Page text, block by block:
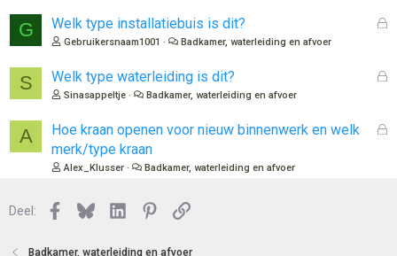
n
n
G
G
n
Welk type installatiebuis is dit?
Gebruikersnaam1001 Badkamer, waterleiding en afvoer
S
G
Welk type waterleiding is dit?
Sinasappeltje Badkamer, waterleiding en afvoer
A
G
Hoe kraan openen voor nieuw binnenwerk en welk
merk/type kraan
Alex_Klusser Badkamer, waterleiding en afvoer
Deel: Facebook
BlueskyLinkedInPinterest
Link
Badkamer, waterleiding en afvoer